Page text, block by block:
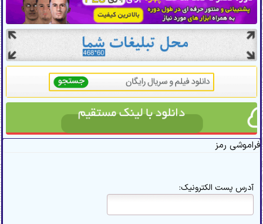
فراموشی رمز
آدرس پست الکترونیک: